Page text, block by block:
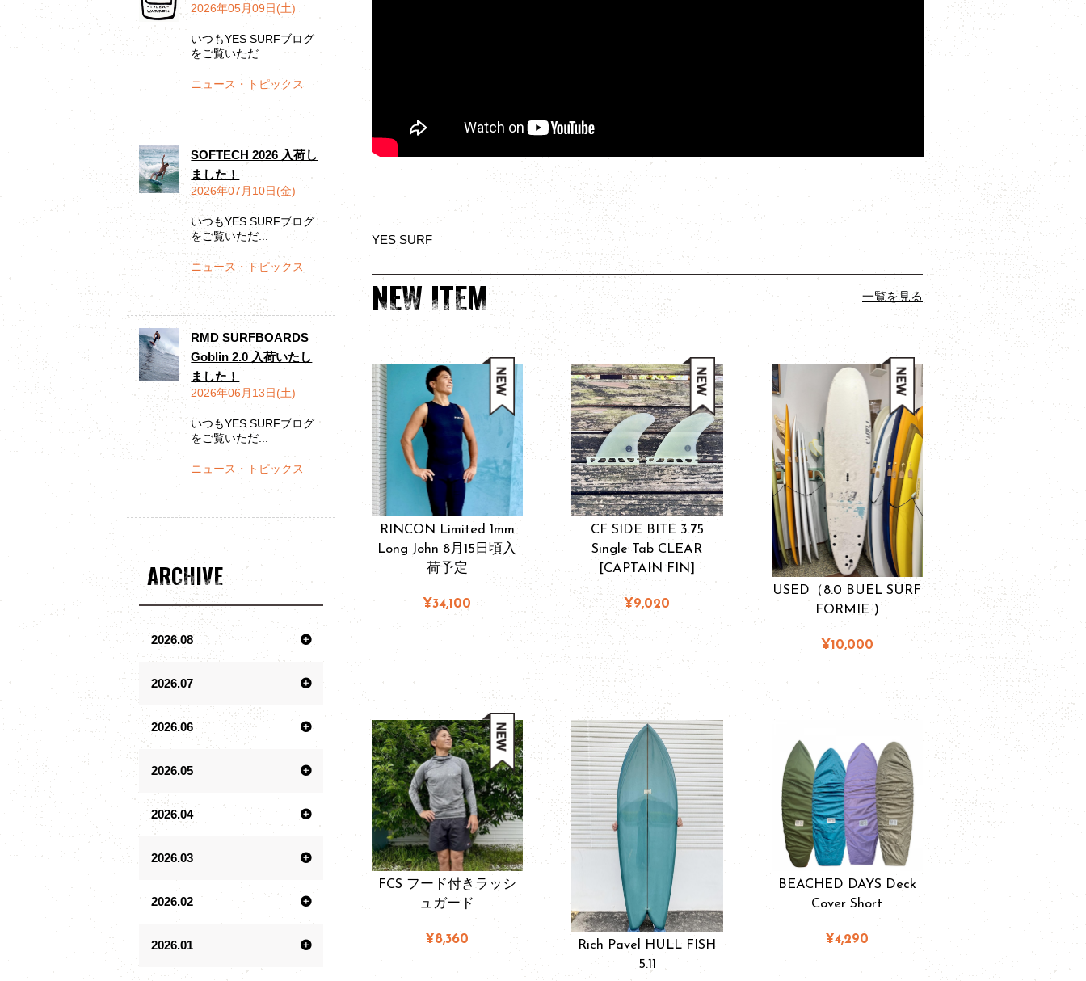
YES SURF
NEW ITEM 一覧を見る
RINCON Limited 1mm
Long John 8月15日頃入
荷予定
¥34,100
CF SIDE BITE 3.75
Single Tab CLEAR
[CAPTAIN FIN]
¥9,020
USED（8.0 BUEL SURF
FORMIE )
¥10,000
FCS フード付きラッシ
ュガード
¥8,360
Rich Pavel HULL FISH
5.11
BEACHED DAYS Deck
Cover Short
¥4,290
2026年05月09日(土)
いつもYES SURFブログ
をご覧いただ...
ニュース・トピックス
SOFTECH 2026 入荷し
ました！
2026年07月10日(金)
いつもYES SURFブログ
をご覧いただ...
ニュース・トピックス
RMD SURFBOARDS
Goblin 2.0 入荷いたし
ました！
2026年06月13日(土)
いつもYES SURFブログ
をご覧いただ...
ニュース・トピックス
ARCHIVE
2026.08
2026.07
2026.06
2026.05
2026.04
2026.03
2026.02
2026.01